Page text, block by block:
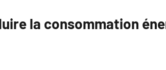
la consommation